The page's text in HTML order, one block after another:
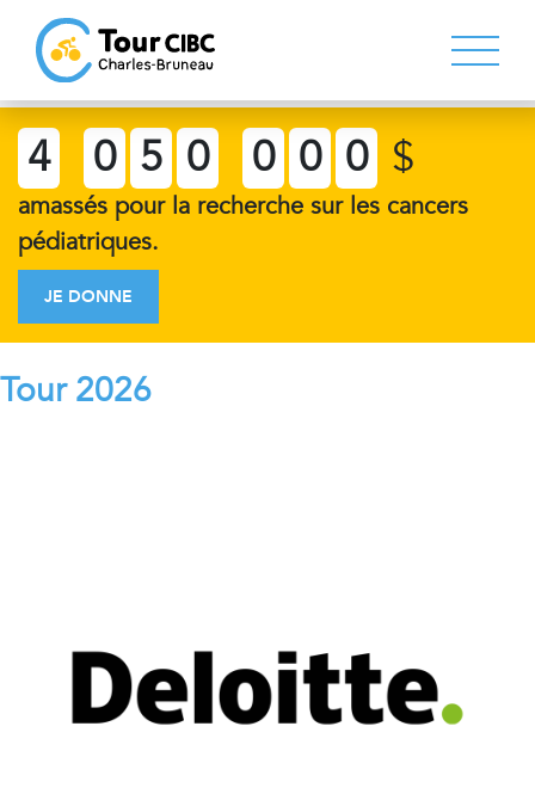
4 0 5 0 0 0 0 $
amassés pour la recherche sur les cancers
pédiatriques.
JE DONNE
Tour 2026